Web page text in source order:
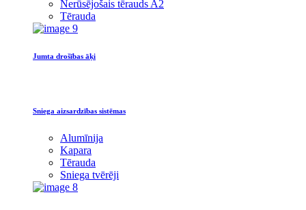
Nerūsējošais tērauds A2
Tērauda
Jumta drošības āķi
Sniega aizsardzības sistēmas
Alumīnija
Kapara
Tērauda
Sniega tvērēji